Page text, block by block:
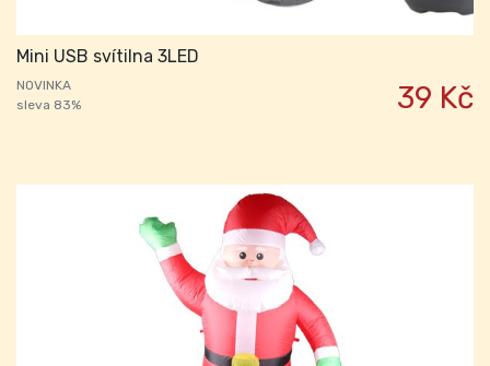
Mini USB svítilna 3LED
NOVINKA
sleva 83%
39 Kč